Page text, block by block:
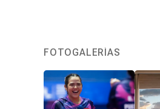
FOTOGALERÍAS